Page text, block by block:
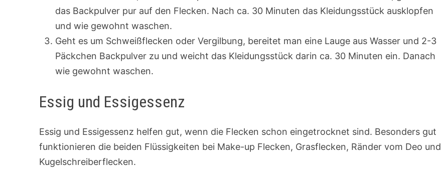
das Backpulver pur auf den Flecken. Nach ca. 30 Minuten das Kleidungsstück ausklopfen
und wie gewohnt waschen.
Geht es um Schweißflecken oder Vergilbung, bereitet man eine Lauge aus Wasser und 2-3
Päckchen Backpulver zu und weicht das Kleidungsstück darin ca. 30 Minuten ein. Danach
wie gewohnt waschen.
Essig und Essigessenz
Essig und Essigessenz helfen gut, wenn die Flecken schon eingetrocknet sind. Besonders gut
funktionieren die beiden Flüssigkeiten bei Make-up Flecken, Grasflecken, Ränder vom Deo und
Kugelschreiberflecken.